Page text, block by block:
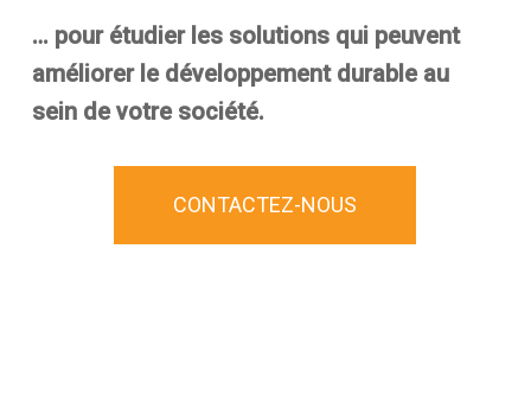
… pour étudier les solutions qui peuvent
améliorer le développement durable au
sein de votre société.
CONTACTEZ-NOUS